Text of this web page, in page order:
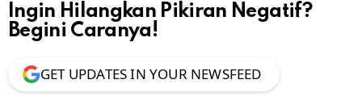
Ingin Hilangkan Pikiran Negatif?
Begini Caranya!
GET UPDATES IN YOUR NEWSFEED